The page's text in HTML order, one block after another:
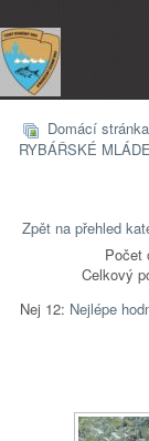
Domácí stránka
RYBÁŘSKÉ
Zpět na přehled
Počet
Celkový
Nej 12: Nejlépe